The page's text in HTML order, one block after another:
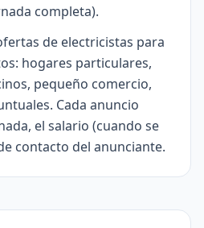
completa).
de electricistas para
hogares particulares,
pequeño comercio,
Cada anuncio
el salario (cuando se
contacto del anunciante.